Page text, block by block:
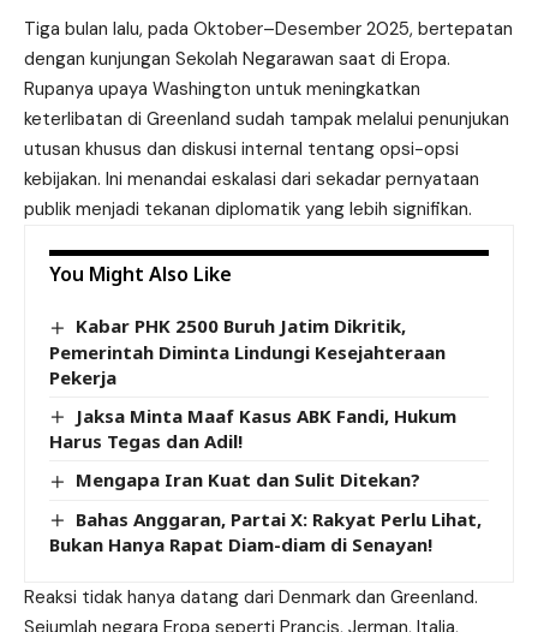
Tiga bulan lalu, pada Oktober–Desember 2025, bertepatan
dengan kunjungan Sekolah Negarawan saat di Eropa.
Rupanya upaya Washington untuk meningkatkan
keterlibatan di Greenland sudah tampak melalui penunjukan
utusan khusus dan diskusi internal tentang opsi-opsi
kebijakan. Ini menandai eskalasi dari sekadar pernyataan
publik menjadi tekanan diplomatik yang lebih signifikan.
You Might Also Like
Kabar PHK 2500 Buruh Jatim Dikritik,
Pemerintah Diminta Lindungi Kesejahteraan
Pekerja
Jaksa Minta Maaf Kasus ABK Fandi, Hukum
Harus Tegas dan Adil!
Mengapa Iran Kuat dan Sulit Ditekan?
Bahas Anggaran, Partai X: Rakyat Perlu Lihat,
Bukan Hanya Rapat Diam-diam di Senayan!
Reaksi tidak hanya datang dari Denmark dan Greenland.
Sejumlah negara Eropa seperti Prancis, Jerman, Italia,